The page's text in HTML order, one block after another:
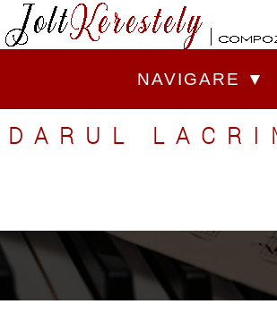
NAVIGARE ▼
DARUL